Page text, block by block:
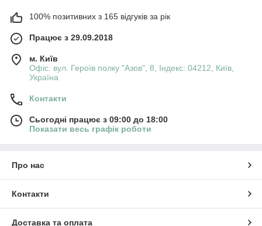
100% позитивних з 165 відгуків за рік
Працює з 29.09.2018
м. Київ
Офіс: вул. Героїв полку "Азов", 8, Індекс: 04212, Київ,
Україна
Контакти
Сьогодні працює з 09:00 до 18:00
Показати весь графік роботи
Про нас
Контакти
Доставка та оплата